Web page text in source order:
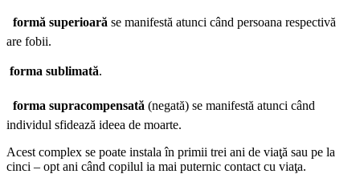
formă superioară se manifestă atunci când persoana respectivă
are fobii.
forma sublimată.
forma supracompensată (negată) se manifestă atunci când
individul sfidează ideea de moarte.
Acest complex se poate instala în primii trei ani de viaţă sau pe la
cinci – opt ani când copilul ia mai puternic contact cu viaţa.